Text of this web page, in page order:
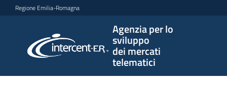
Vai al contenuto
Vai alla navigazione
Vai al footer
Regione Emilia-Romagna
Agenzia per lo
sviluppo
dei mercati
telematici
per lo
sviluppo